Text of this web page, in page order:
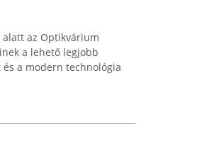
alatt az Optikvárium
a lehető legjobb
a modern technológia